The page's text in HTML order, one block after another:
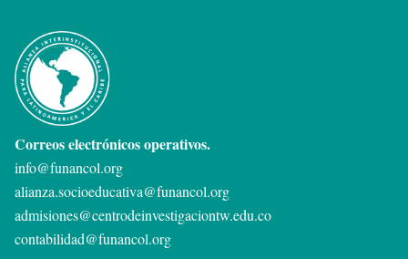
Correos electrónicos operativos.
info@funancol.org
alianza.socioeducativa@funancol.org
admisiones@centrodeinvestigaciontw.edu.co
contabilidad@funancol.org